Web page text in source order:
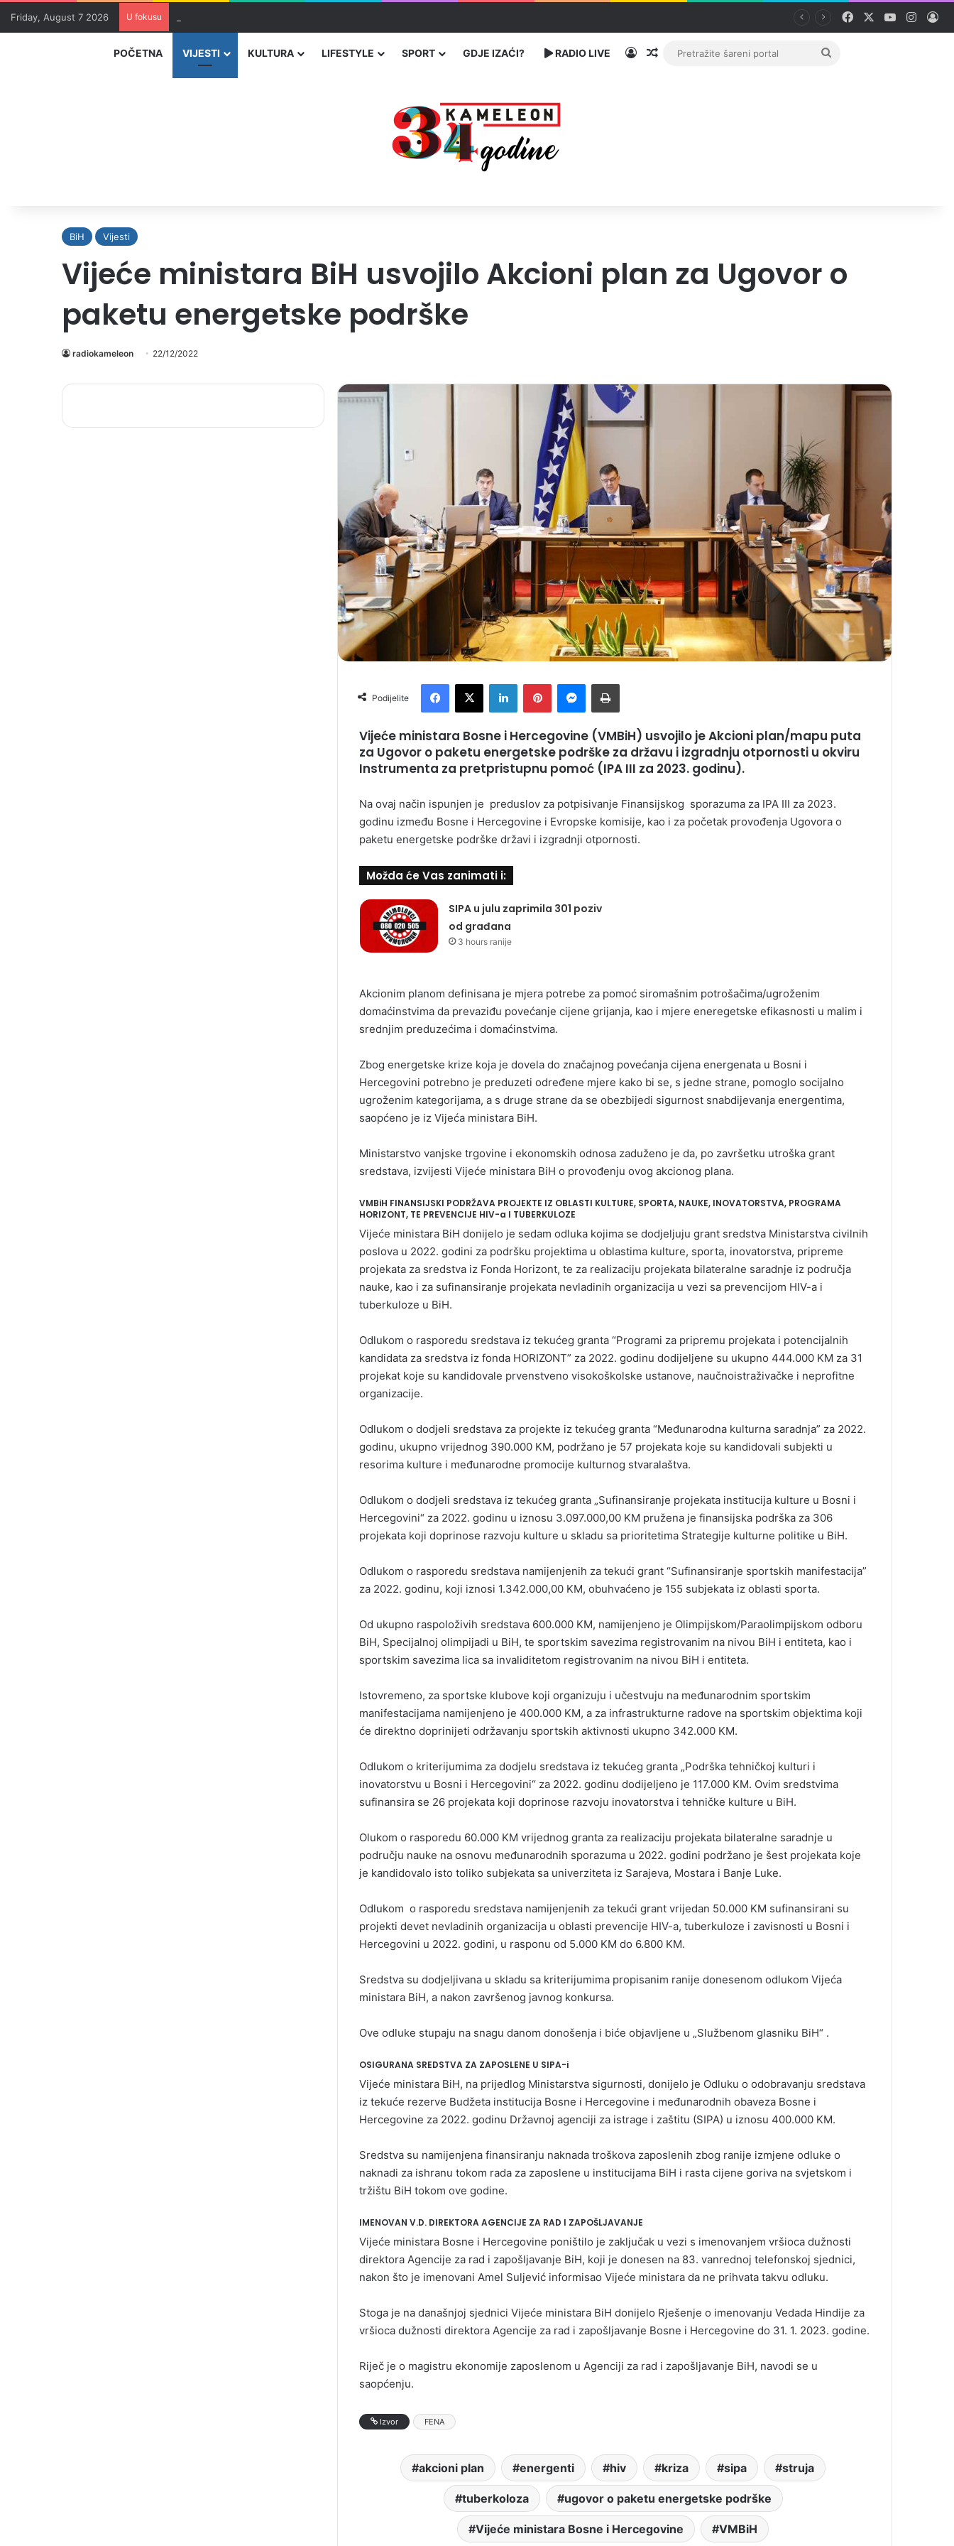
Friday, August 7 2026 U fokusu Facebook YouTube
POČETNA VIJESTI KULTURA LIFESTYLE SPORT GDJE IZAĆI? RADIO LIVE PrijavaRandom članak
Pretražite
BiH Vijesti
Vijeće ministara BiH usvojilo Akcioni plan za Ugovor o
paketu energetske podrške
radiokameleon 22/12/2022
Podijelite
Vijeće ministara Bosne i Hercegovine (VMBiH) usvojilo je Akcioni plan/mapu puta
za Ugovor o paketu energetske podrške za državu i izgradnju otpornosti u okviru
Instrumenta za pretpristupnu pomoć (IPA III za 2023. godinu).
Na ovaj način ispunjen je preduslov za potpisivanje Finansijskog sporazuma za IPA III za 2023.
godinu između Bosne i Hercegovine i Evropske komisije, kao i za početak provođenja Ugovora o
paketu energetske podrške državi i izgradnji otpornosti.
Možda će Vas zanimati i:
SIPA u julu zaprimila 301 poziv
od građana
3 hours ranije
Akcionim planom definisana je mjera potrebe za pomoć siromašnim potrošačima/ugroženim
domaćinstvima da prevaziđu povećanje cijene grijanja, kao i mjere eneregetske efikasnosti u malim i
srednjim preduzećima i domaćinstvima.
Zbog energetske krize koja je dovela do značajnog povećanja cijena energenata u Bosni i
Hercegovini potrebno je preduzeti određene mjere kako bi se, s jedne strane, pomoglo socijalno
ugroženim kategorijama, a s druge strane da se obezbijedi sigurnost snabdijevanja energentima,
saopćeno je iz Vijeća ministara BiH.
Ministarstvo vanjske trgovine i ekonomskih odnosa zaduženo je da, po završetku utroška grant
sredstava, izvijesti Vijeće ministara BiH o provođenju ovog akcionog plana.
VMBiH FINANSIJSKI PODRŽAVA PROJEKTE IZ OBLASTI KULTURE, SPORTA, NAUKE, INOVATORSTVA, PROGRAMA
HORIZONT, TE PREVENCIJE HIV-a I TUBERKULOZE
Vijeće ministara BiH donijelo je sedam odluka kojima se dodjeljuju grant sredstva Ministarstva civilnih
poslova u 2022. godini za podršku projektima u oblastima kulture, sporta, inovatorstva, pripreme
projekata za sredstva iz Fonda Horizont, te za realizaciju projekata bilateralne saradnje iz područja
nauke, kao i za sufinansiranje projekata nevladinih organizacija u vezi sa prevencijom HIV-a i
tuberkuloze u BiH.
Odlukom o rasporedu sredstava iz tekućeg granta “Programi za pripremu projekata i potencijalnih
kandidata za sredstva iz fonda HORIZONT” za 2022. godinu dodijeljene su ukupno 444.000 KM za 31
projekat koje su kandidovale prvenstveno visokoškolske ustanove, naučnoistraživačke i neprofitne
organizacije.
Odlukom o dodjeli sredstava za projekte iz tekućeg granta “Međunarodna kulturna saradnja” za 2022.
godinu, ukupno vrijednog 390.000 KM, podržano je 57 projekata koje su kandidovali subjekti u
resorima kulture i međunarodne promocije kulturnog stvaralaštva.
Odlukom o dodjeli sredstava iz tekućeg granta „Sufinansiranje projekata institucija kulture u Bosni i
Hercegovini“ za 2022. godinu u iznosu 3.097.000,00 KM pružena je finansijska podrška za 306
projekata koji doprinose razvoju kulture u skladu sa prioritetima Strategije kulturne politike u BiH.
Odlukom o rasporedu sredstava namijenjenih za tekući grant “Sufinansiranje sportskih manifestacija”
za 2022. godinu, koji iznosi 1.342.000,00 KM, obuhvaćeno je 155 subjekata iz oblasti sporta.
Od ukupno raspoloživih sredstava 600.000 KM, namijenjeno je Olimpijskom/Paraolimpijskom odboru
BiH, Specijalnoj olimpijadi u BiH, te sportskim savezima registrovanim na nivou BiH i entiteta, kao i
sportskim savezima lica sa invaliditetom registrovanim na nivou BiH i entiteta.
Istovremeno, za sportske klubove koji organizuju i učestvuju na međunarodnim sportskim
manifestacijama namijenjeno je 400.000 KM, a za infrastrukturne radove na sportskim objektima koji
će direktno doprinijeti održavanju sportskih aktivnosti ukupno 342.000 KM.
Odlukom o kriterijumima za dodjelu sredstava iz tekućeg granta „Podrška tehničkoj kulturi i
inovatorstvu u Bosni i Hercegovini“ za 2022. godinu dodijeljeno je 117.000 KM. Ovim sredstvima
sufinansira se 26 projekata koji doprinose razvoju inovatorstva i tehničke kulture u BiH.
Olukom o rasporedu 60.000 KM vrijednog granta za realizaciju projekata bilateralne saradnje u
području nauke na osnovu međunarodnih sporazuma u 2022. godini podržano je šest projekata koje
je kandidovalo isto toliko subjekata sa univerziteta iz Sarajeva, Mostara i Banje Luke.
Odlukom o rasporedu sredstava namijenjenih za tekući grant vrijedan 50.000 KM sufinansirani su
projekti devet nevladinih organizacija u oblasti prevencije HIV-a, tuberkuloze i zavisnosti u Bosni i
Hercegovini u 2022. godini, u rasponu od 5.000 KM do 6.800 KM.
Sredstva su dodjeljivana u skladu sa kriterijumima propisanim ranije donesenom odlukom Vijeća
ministara BiH, a nakon završenog javnog konkursa.
Ove odluke stupaju na snagu danom donošenja i biće objavljene u „Službenom glasniku BiH“ .
OSIGURANA SREDSTVA ZA ZAPOSLENE U SIPA-i
Vijeće ministara BiH, na prijedlog Ministarstva sigurnosti, donijelo je Odluku o odobravanju sredstava
iz tekuće rezerve Budžeta institucija Bosne i Hercegovine i međunarodnih obaveza Bosne i
Hercegovine za 2022. godinu Državnoj agenciji za istrage i zaštitu (SIPA) u iznosu 400.000 KM.
Sredstva su namijenjena finansiranju naknada troškova zaposlenih zbog ranije izmjene odluke o
naknadi za ishranu tokom rada za zaposlene u institucijama BiH i rasta cijene goriva na svjetskom i
tržištu BiH tokom ove godine.
IMENOVAN V.D. DIREKTORA AGENCIJE ZA RAD I ZAPOŠLJAVANJE
Vijeće ministara Bosne i Hercegovine poništilo je zaključak u vezi s imenovanjem vršioca dužnosti
direktora Agencije za rad i zapošljavanje BiH, koji je donesen na 83. vanrednoj telefonskoj sjednici,
nakon što je imenovani Amel Suljević informisao Vijeće ministara da ne prihvata takvu odluku.
Stoga je na današnjoj sjednici Vijeće ministara BiH donijelo Rješenje o imenovanju Vedada Hindije za
vršioca dužnosti direktora Agencije za rad i zapošljavanje Bosne i Hercegovine do 31. 1. 2023. godine.
Riječ je o magistru ekonomije zaposlenom u Agenciji za rad i zapošljavanje BiH, navodi se u
saopćenju.
Izvor FENA
akcioni plan energenti hiv kriza sipa struja
tuberkoloza ugovor o paketu energetske podrške
Vijeće ministara Bosne i Hercegovine VMBiH